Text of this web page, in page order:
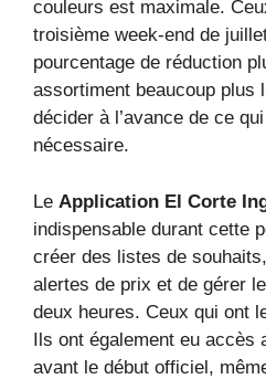
couleurs est maximale.
troisième week-end de
pourcentage de réduction
assortiment beaucoup plus
décider à l’avance de ce
nécessaire.
Le Application El Corte
indispensable durant cette
créer des listes de
alertes de prix et de gérer
deux heures. Ceux qui ont
Ils ont également eu accès
avant le début officiel,